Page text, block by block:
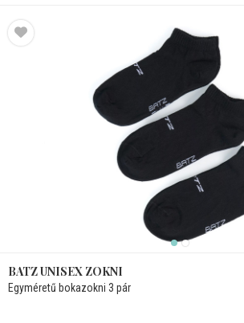
BATZ UNISEX ZOKNI
Egyméretű bokazokni 3 pár